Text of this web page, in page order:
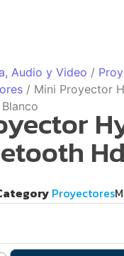
Audio y Video /
/ Mini Proyector
Proyectores